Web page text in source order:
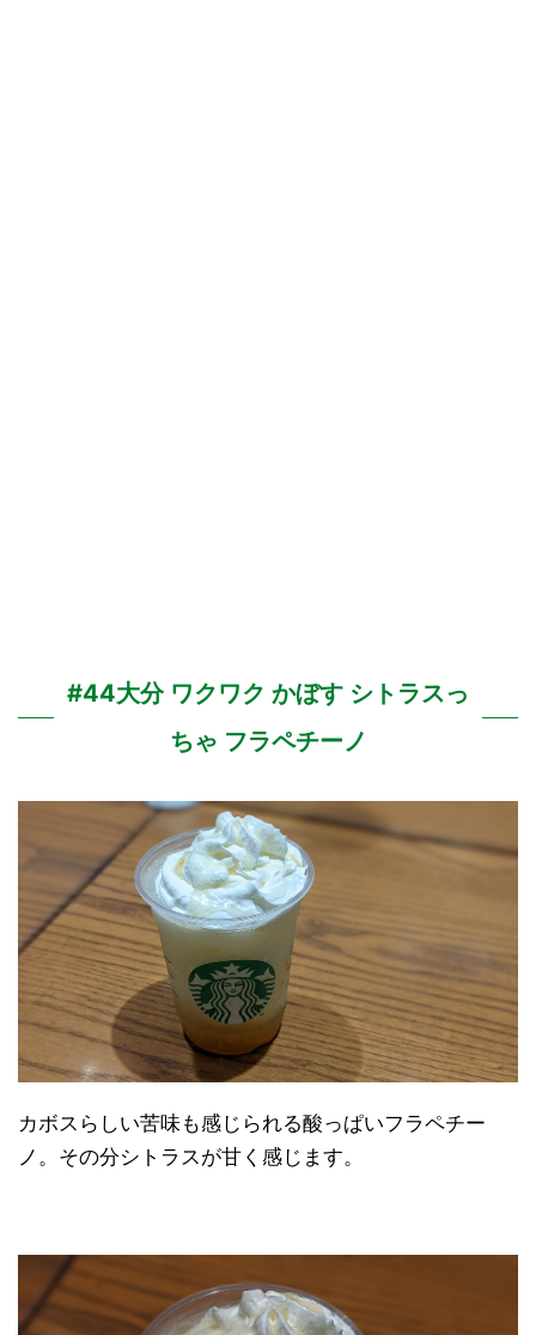
#44大分 ワクワク かぼす シトラスっ
ちゃ フラペチーノ
カボスらしい苦味も感じられる酸っぱいフラペチー
ノ。その分シトラスが甘く感じます。